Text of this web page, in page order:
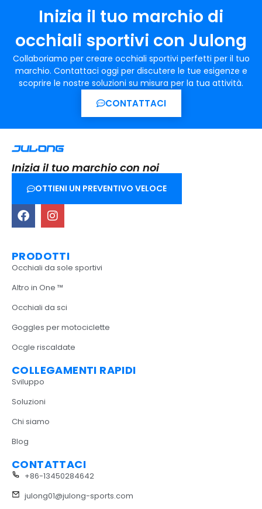
Inizia il tuo marchio di
occhiali sportivi con Julong
Collaboriamo per creare occhiali sportivi perfetti per il tuo
marchio. Contattaci oggi per discutere le tue esigenze e
scoprire le nostre soluzioni su misura per la tua attività.
CONTATTACI
Inizia il tuo marchio con noi
OTTIENI UN PREVENTIVO VELOCE
PRODOTTI
Occhiali da sole sportivi
Altro in One ™
Occhiali da sci
Goggles per motociclette
Ocgle riscaldate
COLLEGAMENTI RAPIDI
Sviluppo
Soluzioni
Chi siamo
Blog
CONTATTACI
+86-13450284642
julong01@julong-sports.com